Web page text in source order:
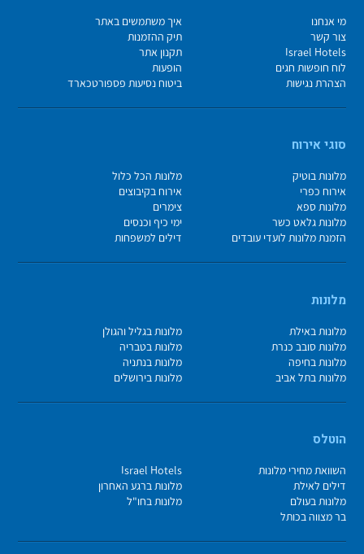
מי אנחנו
איך משתמשים באתר
צור קשר
תיק ההזמנות
Israel Hotels
תקנון אתר
לוח חופשות חגים
הופעות
הצהרת נגישות
ביטוח נסיעות פספורטכארד
סוגי אירוח
מלונות בוטיק
מלונות הכל כלול
אירוח כפרי
אירוח בקיבוצים
מלונות ספא
צימרים
מלונות גלאט כשר
ימי כיף וכנסים
הזמנת מלונות לועדי עובדים
דילים למשפחות
מלונות
מלונות באילת
מלונות בגליל והגולן
מלונות סובב כנרת
מלונות בטבריה
מלונות בחיפה
מלונות בנתניה
מלונות בתל אביב
מלונות בירושלים
הוטלס
השוואת מחירי מלונות
Israel Hotels
דילים לאילת
מלונות ברגע האחרון
מלונות בעולם
מלונות בחו"ל
בר מצווה בכותל